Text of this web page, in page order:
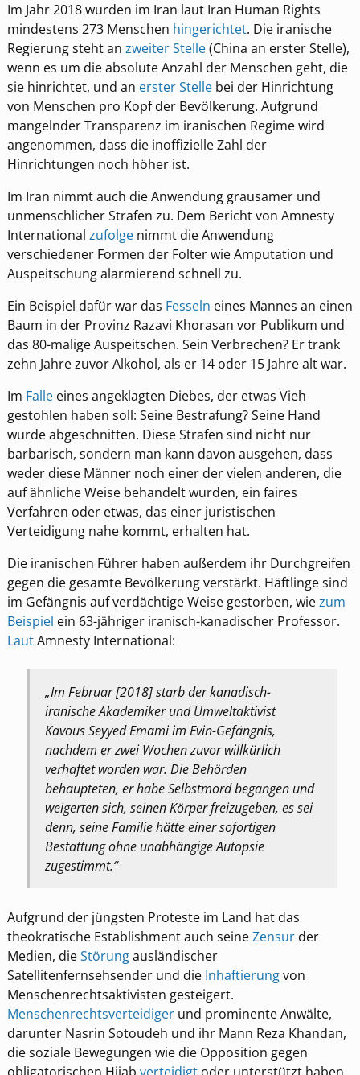
Im Jahr 2018 wurden im Iran laut Iran Human Rights
mindestens 273 Menschen hingerichtet. Die iranische
Regierung steht an zweiter Stelle(China an erster Stelle),
wenn es um die absolute Anzahl der Menschen geht, die
sie hinrichtet, und an erster Stellebei der Hinrichtung
von Menschen pro Kopf der Bevölkerung. Aufgrund
mangelnder Transparenz im iranischen Regime wird
angenommen, dass die inoffizielle Zahl der
Hinrichtungen noch höher ist.
Im Iran nimmt auch die Anwendung grausamer und
unmenschlicher Strafen zu. Dem Bericht von Amnesty
International zufolgenimmt die Anwendung
verschiedener Formen der Folter wie Amputation und
Auspeitschung alarmierend schnell zu.
Ein Beispiel dafür war das Fesseln eines Mannes an einen
Baum in der Provinz Razavi Khorasan vor Publikum und
das 80-malige Auspeitschen. Sein Verbrechen? Er trank
zehn Jahre zuvor Alkohol, als er 14 oder 15 Jahre alt war.
Im Falleeines angeklagten Diebes, der etwas Vieh
gestohlen haben soll: Seine Bestrafung? Seine Hand
wurde abgeschnitten. Diese Strafen sind nicht nur
barbarisch, sondern man kann davon ausgehen, dass
weder diese Männer noch einer der vielen anderen, die
auf ähnliche Weise behandelt wurden, ein faires
Verfahren oder etwas, das einer juristischen
Verteidigung nahe kommt, erhalten hat.
Die iranischen Führer haben außerdem ihr Durchgreifen
gegen die gesamte Bevölkerung verstärkt. Häftlinge sind
im Gefängnis auf verdächtige Weise gestorben, wiezum
Beispiel ein 63-jähriger iranisch-kanadischer Professor.
LautAmnesty International:
„Im Februar [2018] starb der kanadisch-
iranische Akademiker und Umweltaktivist
Kavous Seyyed Emami im Evin-Gefängnis,
nachdem er zwei Wochen zuvor willkürlich
verhaftet worden war. Die Behörden
behaupteten, er habe Selbstmord begangen und
weigerten sich, seinen Körper freizugeben, es sei
denn, seine Familie hätte einer sofortigen
Bestattung ohne unabhängige Autopsie
zugestimmt.“
Aufgrund der jüngsten Proteste im Land hat das
theokratische Establishment auch seineZensurder
Medien, dieStörungausländischer
Satellitenfernsehsender und die Inhaftierungvon
Menschenrechtsaktivisten gesteigert.
Menschenrechtsverteidigerund prominente Anwälte,
darunter Nasrin Sotoudeh und ihr Mann Reza Khandan,
die soziale Bewegungen wie die Opposition gegen